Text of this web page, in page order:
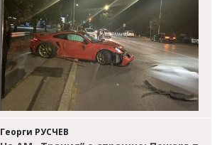
Георги РУСЧЕВ